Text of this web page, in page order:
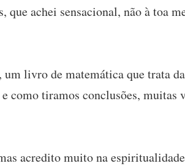
achei sensacional, não à toa
livro de matemática que trata
como tiramos conclusões, muitas
acredito muito na